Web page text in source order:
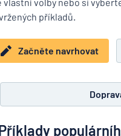
Jmenovky
Značení o domácích
Dětské značení
Materiál
Dvěře
poštovní
schránka
Dum
a
příkladů.
Začněte navrhovat